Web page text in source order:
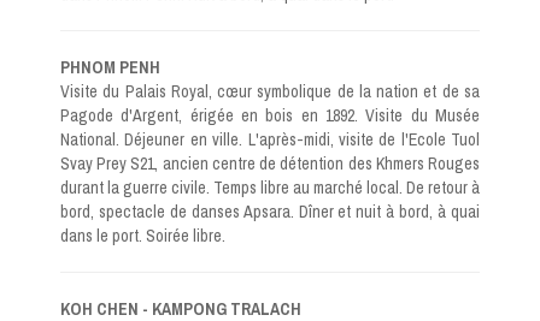
PHNOM PENH
Visite du Palais Royal, cœur symbolique de la nation et de sa
Pagode d'Argent, érigée en bois en 1892. Visite du Musée
National. Déjeuner en ville. L'après-midi, visite de l'Ecole Tuol
Svay Prey S21, ancien centre de détention des Khmers Rouges
durant la guerre civile. Temps libre au marché local. De retour à
bord, spectacle de danses Apsara. Dîner et nuit à bord, à quai
dans le port. Soirée libre.
KOH CHEN - KAMPONG TRALACH